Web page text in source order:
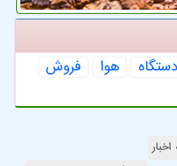
دستگاه هوا
فروش